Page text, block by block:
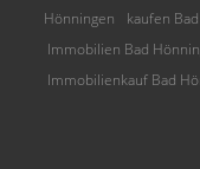
Hönningen
kaufen
Immobilien Bad
Immobilienkauf Bad